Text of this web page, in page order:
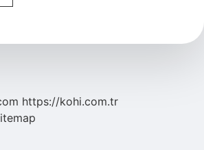
https://kohi.com.tr